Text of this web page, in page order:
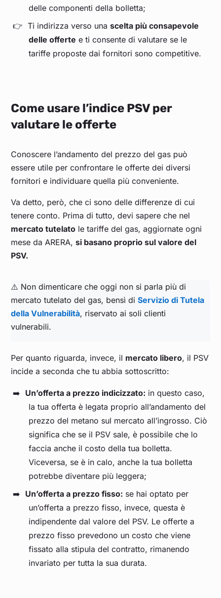
Marzo 2025
Febbraio 2025 0,566
Novembre 2024
Ottobre 2024 0,437
Settembre 2024 0,415
Agosto 2024
Luglio 2024 0,379
Maggio 2024 0,353
Aprile 2024
0,308
Gennaio 2024 0,334
Dicembre 2023 0,389
Novembre 2023 0,455
Ottobre 2023 0,468
Settembre 2023 0,396
Agosto 2023 0,355
delle componenti della bolletta;
Ti indirizza verso una scelta più consapevole
delle offerte e ti consente di valutare se le
tariffe proposte dai fornitori sono competitive.
Come usare l’indice PSV per
valutare le offerte
Conoscere l’andamento del prezzo del gas può
essere utile per confrontare le offerte dei diversi
fornitori e individuare quella più conveniente.
Va detto, però, che ci sono delle differenze di cui
tenere conto. Prima di tutto, devi sapere che nel
mercato tutelato le tariffe del gas, aggiornate ogni
mese da ARERA,si basano proprio sul valore del
PSV.
⚠️ Non dimenticare che oggi non si parla più di
mercato tutelato del gas, bensì diServizio di Tutela
della Vulnerabilità, riservato ai soli clienti
vulnerabili.
Per quanto riguarda, invece, il mercato libero, il PSV
incide a seconda che tu abbia sottoscritto:
Un’offerta a prezzo indicizzato: in questo caso,
la tua offerta è legata proprio all’andamento del
prezzo del metano sul mercato all’ingrosso. Ciò
significa che se il PSV sale, è possibile che lo
faccia anche il costo della tua bolletta.
Viceversa, se è in calo, anche la tua bolletta
potrebbe diventare più leggera;
Un’offerta a prezzo fisso: se hai optato per
un’offerta a prezzo fisso, invece, questa è
indipendente dal valore del PSV. Le offerte a
prezzo fisso prevedono un costo che viene
fissato alla stipula del contratto, rimanendo
invariato per tutta la sua durata.